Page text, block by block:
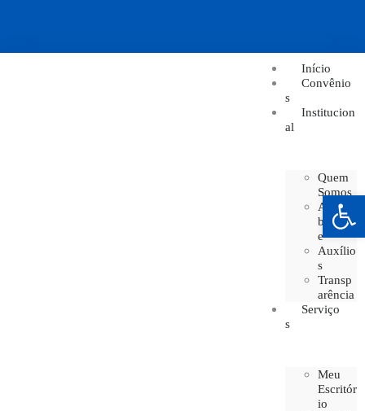
Início
Convênio
s
Institucion
al
Quem
Somos
Acessi
bilidad
e
Auxílio
s
Transp
arência
Serviço
s
Meu
Escritór
io
Barra de Ferramentas Aberta